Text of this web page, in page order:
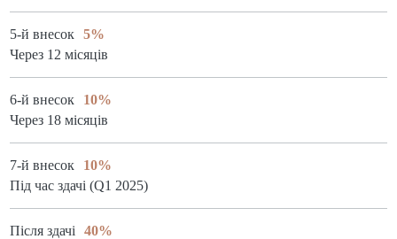
5-й внесок
5%
Через 12 місяців
6-й внесок
10%
Через 18 місяців
7-й внесок
10%
Під час здачі (Q1 2025)
Після здачі
40%